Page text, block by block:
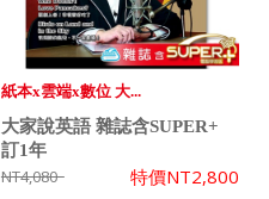
紙本x雲端x數位 大...
大家說英語 雜誌含SUPER+
訂1年
NT4,080 特價NT2,800